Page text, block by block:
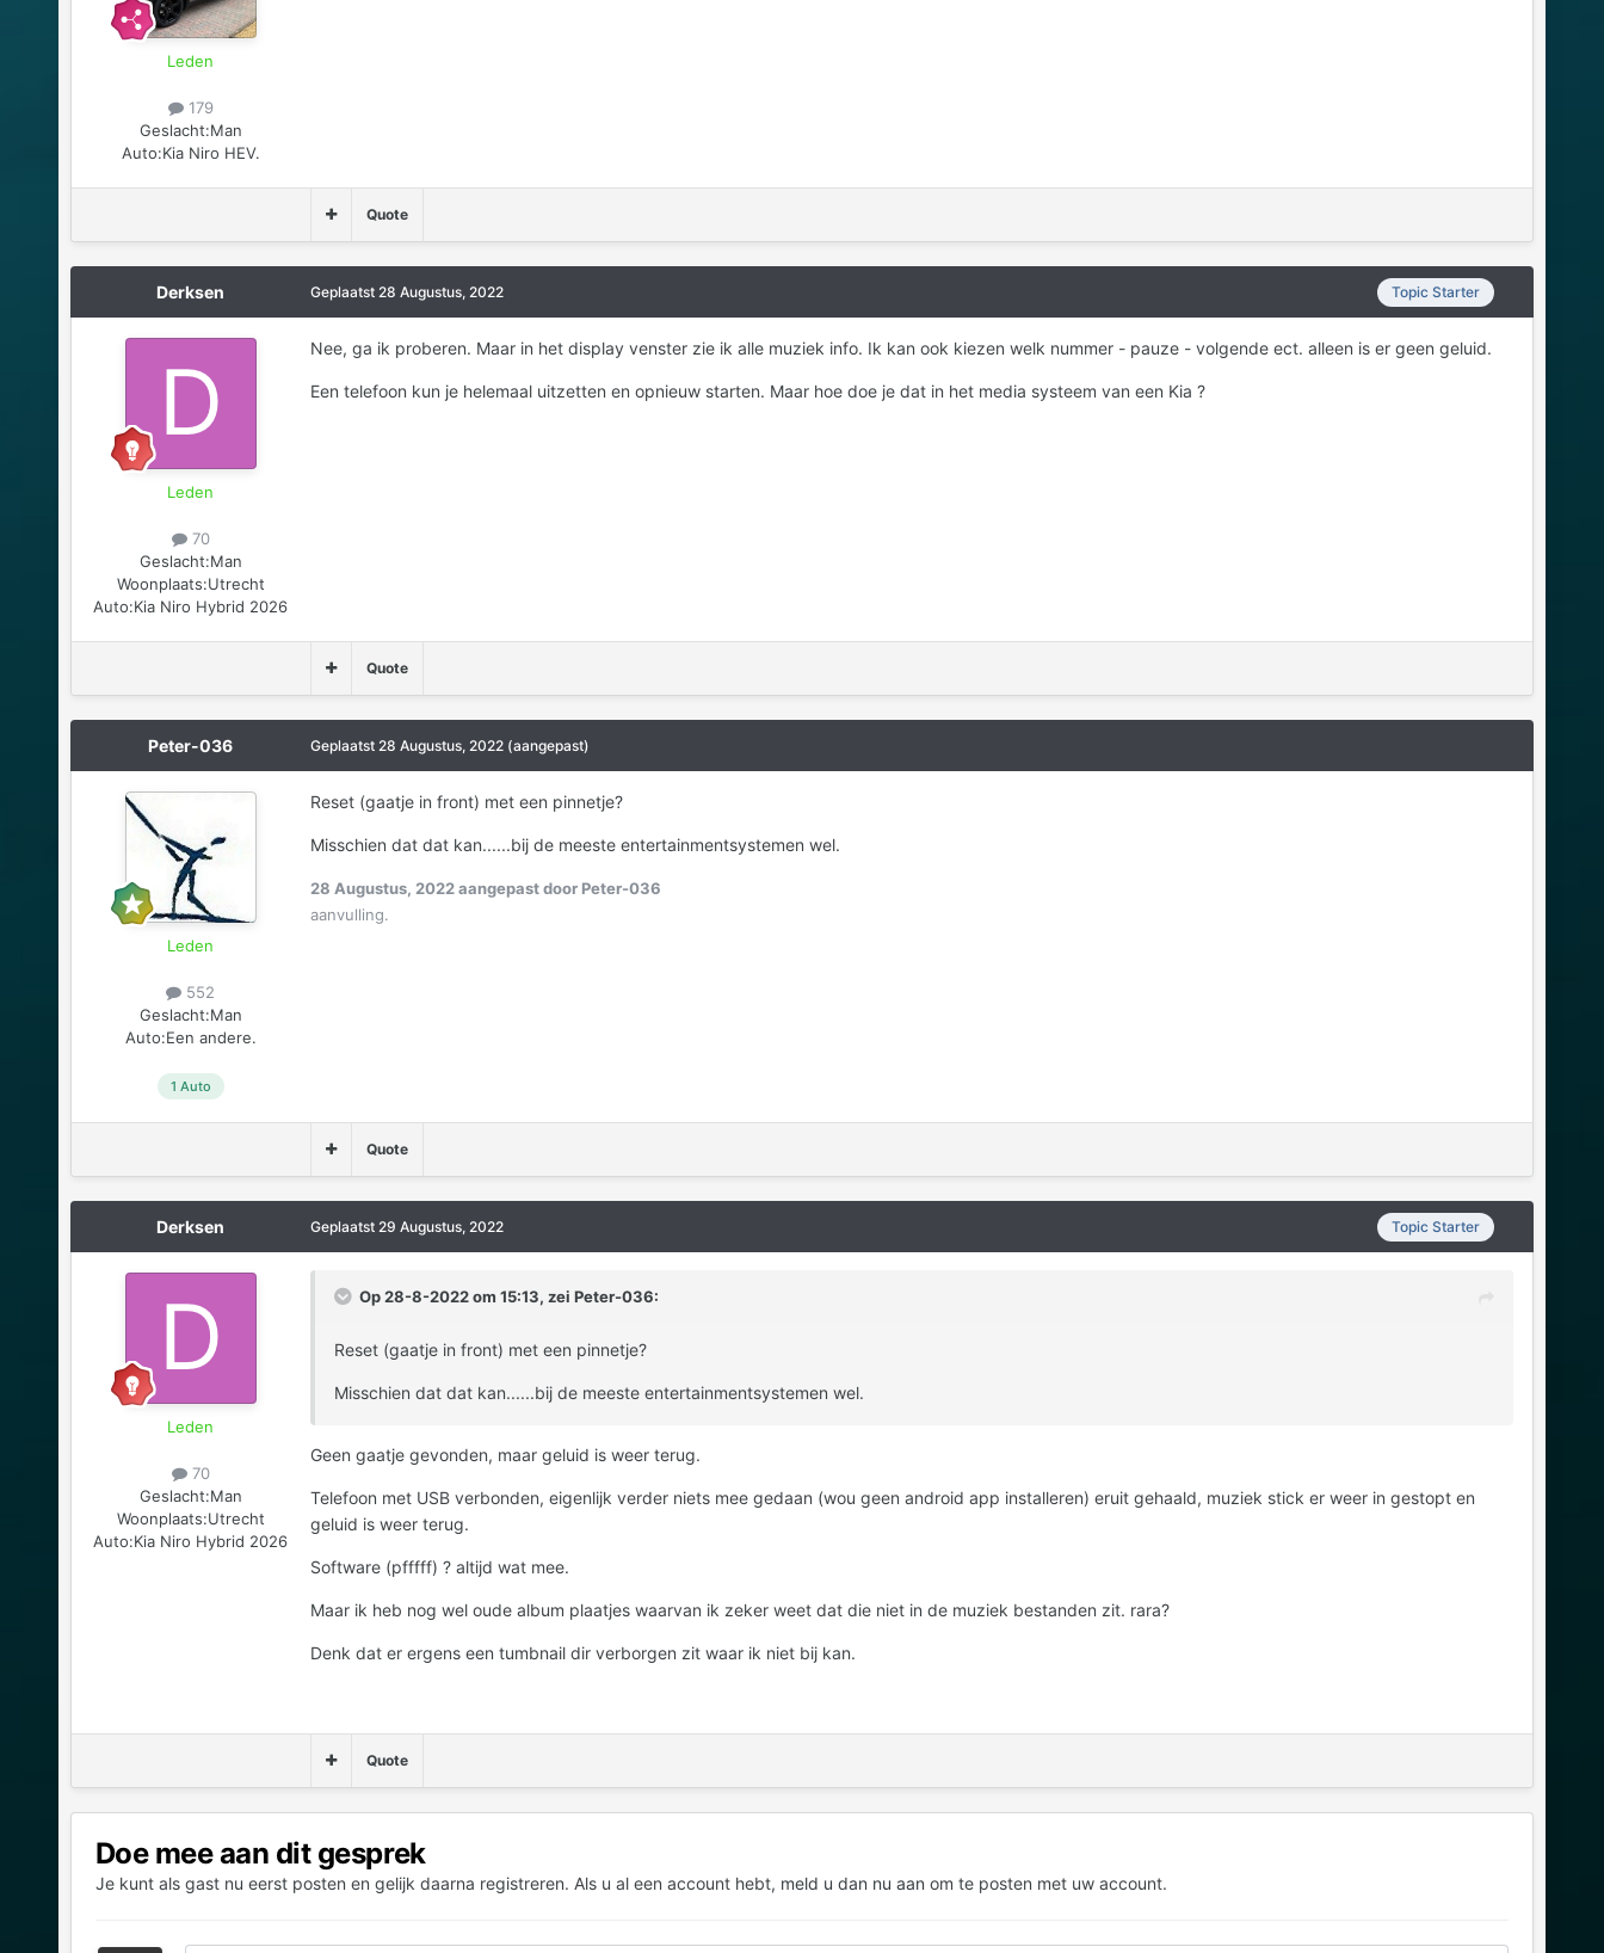
Leden
179
Geslacht:Man
Auto:Kia Niro HEV.
Quote
Derksen
Leden
70
Geslacht:Man
Woonplaats:Utrecht
Auto:Kia Niro Hybrid 2026
Topic Starter
Geplaatst 28 Augustus, 2022
Nee, ga ik proberen. Maar in het display venster zie ik alle muziek info. Ik kan ook kiezen welk nummer - pauze - volgende ect. alleen is er geen geluid.
Een telefoon kun je helemaal uitzetten en opnieuw starten. Maar hoe doe je dat in het media systeem van een Kia ?
Quote
Peter-036
Leden
552
Geslacht:Man
Auto:Een andere.
1 Auto
Geplaatst 28 Augustus, 2022 (aangepast)
Reset (gaatje in front) met een pinnetje?
Misschien dat dat kan......bij de meeste entertainmentsystemen wel.
28 Augustus, 2022aangepast door Peter-036
aanvulling.
Quote
Derksen
Leden
70
Geslacht:Man
Woonplaats:Utrecht
Auto:Kia Niro Hybrid 2026
Topic Starter
Geplaatst 29 Augustus, 2022
Op 28-8-2022 om 15:13, zei Peter-036:
Reset (gaatje in front) met een pinnetje?
Misschien dat dat kan......bij de meeste entertainmentsystemen wel.
Geen gaatje gevonden, maar geluid is weer terug.
Telefoon met USB verbonden, eigenlijk verder niets mee gedaan (wou geen android app installeren) eruit gehaald, muziek stick er weer in gestopt en
geluid is weer terug.
Software (pfffff) ? altijd wat mee.
Maar ik heb nog wel oude album plaatjes waarvan ik zeker weet dat die niet in de muziek bestanden zit. rara?
Denk dat er ergens een tumbnail dir verborgen zit waar ik niet bij kan.
Quote
Doe mee aan dit gesprek
Je kunt als gast nu eerst posten en gelijk daarna registreren. Als u al een account hebt, meld u dan nu aan om te posten met uw account.